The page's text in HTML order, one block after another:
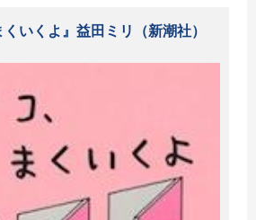
くいくよ』益田ミリ（新潮社）